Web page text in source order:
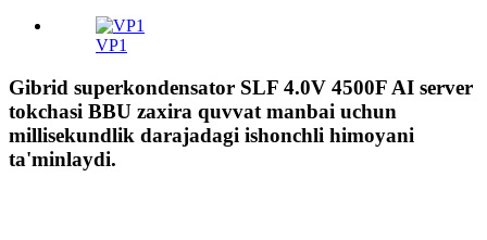
VP1
Gibrid superkondensator SLF 4.0V 4500F AI server
tokchasi BBU zaxira quvvat manbai uchun
millisekundlik darajadagi ishonchli himoyani
ta'minlaydi.